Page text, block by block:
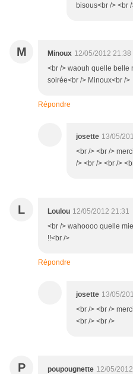
bisous<br /> <br
M Minoux 12/05/2012 21:38
<br /> waouh quelle belle
soirée<br /> Minoux<br />
Répondre
josette 13/05/
<br /> <br />
/> <br /> <br />
L Loulou 12/05/2012 21:31
<br /> wahoooo quelle
!!<br />
Répondre
josette 13/05/
<br /> <br />
<br /> <br />
P poupougnette 12/05/